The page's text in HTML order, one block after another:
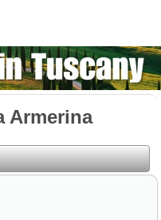
Armerina